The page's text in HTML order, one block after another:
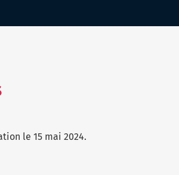
le 15 mai 2024.